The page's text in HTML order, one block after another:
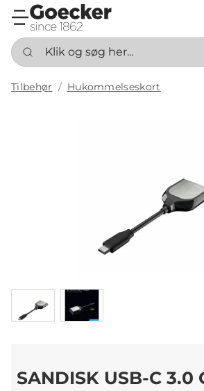
Klik og søg her...
Tilbehør Hukommelseskort
SANDISK USB-C 3.0